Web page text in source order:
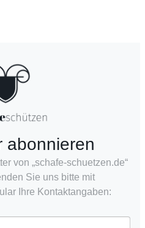
abonnieren
von „schafe-schuetzen.de“
Sie uns bitte mit
Ihre Kontaktangaben: